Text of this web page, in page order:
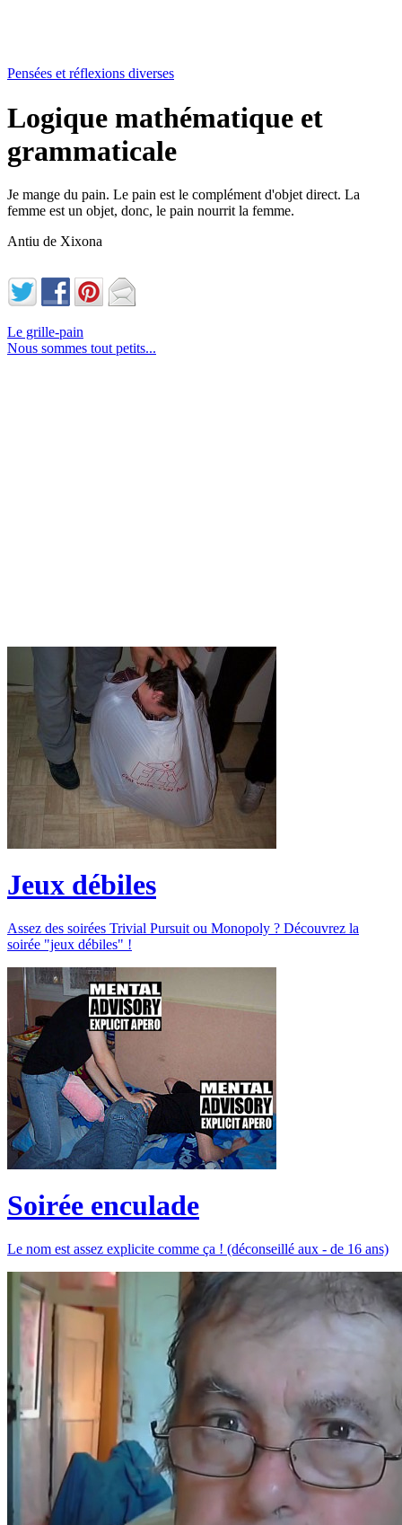
Pensées et réflexions diverses
Logique mathématique et
grammaticale
Je mange du pain. Le pain est le complément d'objet direct. La
femme est un objet, donc, le pain nourrit la femme.
Antiu de Xixona
Le grille-pain
Nous sommes tout petits...
Jeux débiles
Assez des soirées Trivial Pursuit ou Monopoly ? Découvrez la
soirée "jeux débiles" !
Soirée enculade
Le nom est assez explicite comme ça ! (déconseillé aux - de 16 ans)